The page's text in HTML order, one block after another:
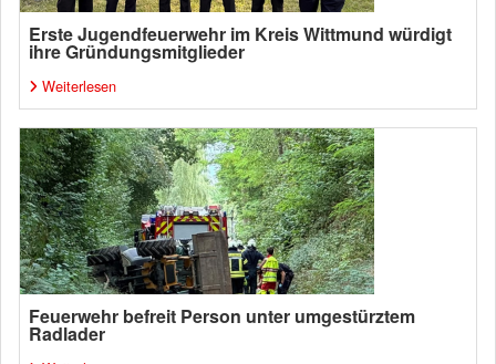
Erste Jugendfeuerwehr im Kreis Wittmund würdigt
ihre Gründungsmitglieder
Weiterlesen
Feuerwehr befreit Person unter umgestürztem
Radlader